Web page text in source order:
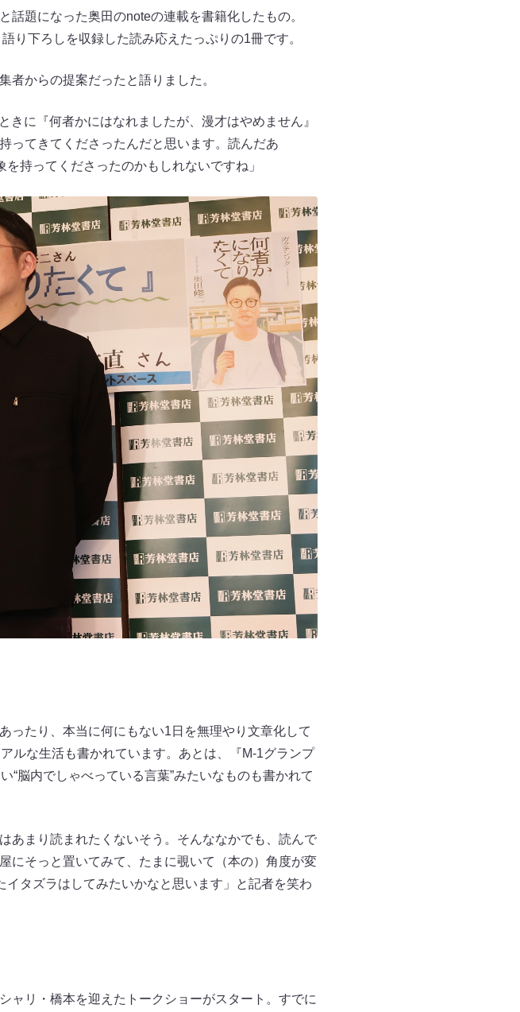
題になった奥田のnoteの連載を書籍化したもの。
り下ろしを収録した読み応えたっぷりの1冊です。
者からの提案だったと語りました。
に『何者かにはなれましたが、漫才はやめません』
ってきてくださったんだと思います。読んだあ
持ってくださったのかもしれないですね」
ったり、本当に何にもない1日を無理やり文章化して
ルな生活も書かれています。あとは、『M-1グランプ
“脳内でしゃべっている言葉”みたいなものも書かれて
あまり読まれたくないそう。そんななかでも、読んで
にそっと置いてみて、たまに覗いて（本の）角度が変
イタズラはしてみたいかなと思います」と記者を笑わ
ャリ・橋本を迎えたトークショーがスタート。すでに